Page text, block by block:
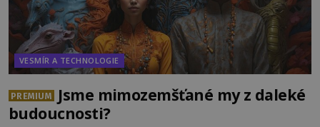
VESMÍR A TECHNOLOGIE
PREMIUM
Jsme mimozemšťané my z daleké
budoucnosti?